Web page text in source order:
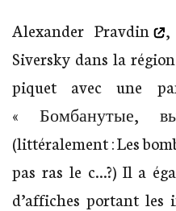
Alexander Pravdin
,
Siversky dans la
piquet avec une
« Бомбанутые,
(littéralement : Les
pas ras le c…?) Il a
d’affiches portant